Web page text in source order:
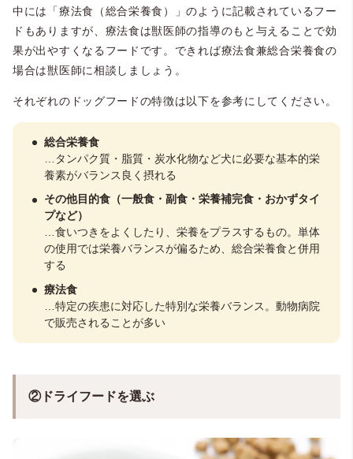
中には「療法食（総合栄養食）」のように記載されているフー
ドもありますが、療法食は獣医師の指導のもと与えることで効
果が出やすくなるフードです。できれば療法食兼総合栄養食の
場合は獣医師に相談しましょう。
それぞれのドッグフードの特徴は以下を参考にしてください。
総合栄養食
…タンパク質・脂質・炭水化物など犬に必要な基本的栄
養素がバランス良く摂れる
その他目的食（一般食・副食・栄養補完食・おかずタイ
プなど）
…食いつきをよくしたり、栄養をプラスするもの。単体
の使用では栄養バランスが偏るため、総合栄養食と併用
する
療法食
…特定の疾患に対応した特別な栄養バランス。動物病院
で販売されることが多い
②ドライフードを選ぶ